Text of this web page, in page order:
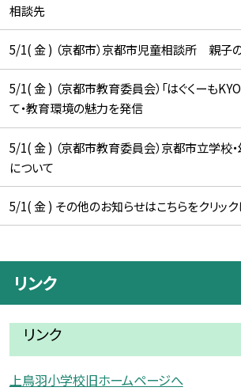
相談先
5/1( 金 ) （京都市）京都市児童相談所 親子
5/1( 金 ) （京都市教育委員会）「はぐくーも
て・教育環境の魅力を発信
5/1( 金 ) （京都市教育委員会）京都市立学校
について
5/1( 金 ) その他のお知らせはこちらをクリック
リンク
リンク
上鳥羽小学校旧ホームページへ